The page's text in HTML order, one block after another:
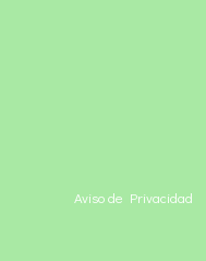
Aviso de Privacidad